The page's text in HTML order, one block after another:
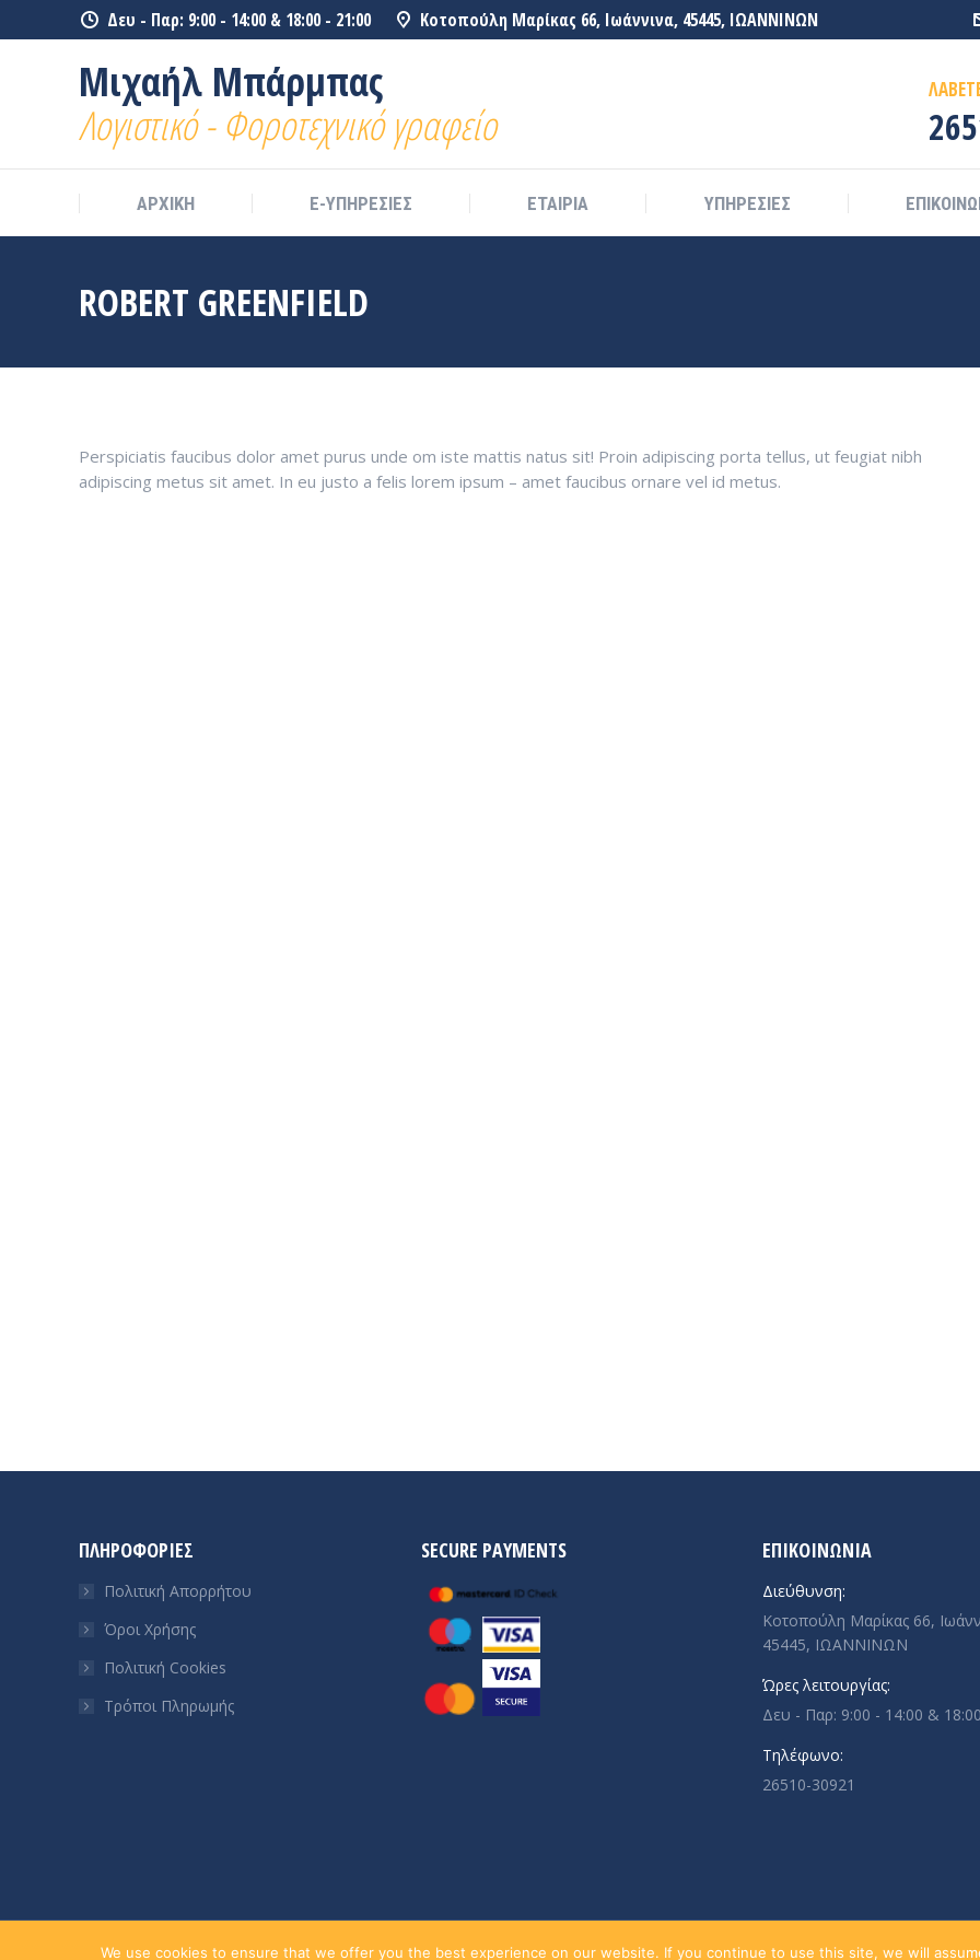
Δευ - Παρ: 9:00 - 14:00 & 18:00 - 21:00 Κοτοπούλη Μαρίκας 66, Ιωάννινα, 45445, ΙΩΑΝΝΙΝΩΝ
Μιχαήλ Μπάρμπας
Λογιστικό - Φοροτεχνικό γραφείο
ΑΡΧΙΚΗ E-ΥΠΗΡΕΣΙΕΣ ΕΤΑΙΡΙΑ ΥΠΗΡΕΣΙΕΣ
ROBERT GREENFIELD
Perspiciatis faucibus dolor amet purus unde om iste mattis natus sit! Proin adipiscing porta tellus, ut feugiat nibh
adipiscing metus sit amet. In eu justo a felis lorem ipsum – amet faucibus ornare vel id metus.
ΠΛΗΡΟΦΟΡΙΕΣ
Πολιτική Απορρήτου
Όροι Χρήσης
Πολιτική Cookies
Τρόποι Πληρωμής
SECURE PAYMENTS ΕΠΙΚΟΙΝΩΝΙΑ
Διεύθυνση:
Κοτοπούλη Μαρίκας 66,
45445, ΙΩΑΝΝΙΝΩΝ
Ώρες λειτουργίας:
Δευ - Παρ: 9:00 - 14:00 &
Τηλέφωνο:
26510-30921
© Lime Technology IKE. All rights reserved. Πολιτική
We use cookies to ensure that we offer you the best experience on our website. If you continue to use this site, we will
ΑΡΧΙΚΗ E-ΥΠΗΡΕΣΙΕΣ ΕΤΑΙΡΙΑ ΥΠΗΡΕΣΙΕΣ